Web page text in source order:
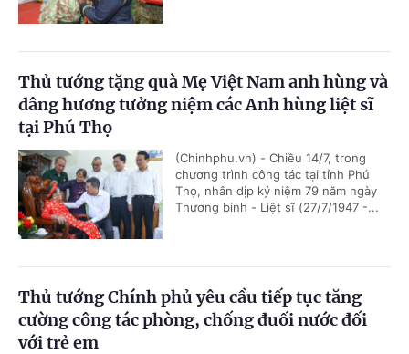
Thủ tướng tặng quà Mẹ Việt Nam anh hùng và
dâng hương tưởng niệm các Anh hùng liệt sĩ
tại Phú Thọ
(Chinhphu.vn) - Chiều 14/7, trong
chương trình công tác tại tỉnh Phú
Thọ, nhân dịp kỷ niệm 79 năm ngày
Thương binh - Liệt sĩ (27/7/1947 -...
Thủ tướng Chính phủ yêu cầu tiếp tục tăng
cường công tác phòng, chống đuối nước đối
với trẻ em